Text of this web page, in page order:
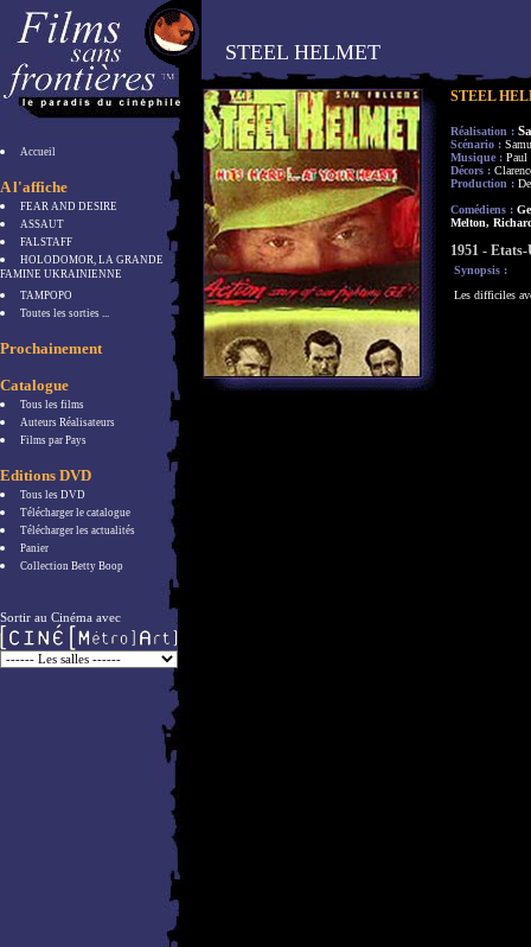
Accueil
A l'affiche
FEAR AND DESIRE
ASSAUT
FALSTAFF
HOLODOMOR, LA GRANDE
FAMINE UKRAINIENNE
TAMPOPO
Toutes les sorties ...
Prochainement
Catalogue
Tous les films
Auteurs Réalisateurs
Films par Pays
Editions DVD
Tous les DVD
Télécharger le catalogue
Télécharger les actualités
Panier
Collection Betty Boop
Sortir au Cinéma avec
STEEL HELMET
STEEL
Réalisation :
Scénario :
Musique : Paul
Décors :
Production :
Comédiens :
Melton,
1951 -
Synopsis :
Les difficiles